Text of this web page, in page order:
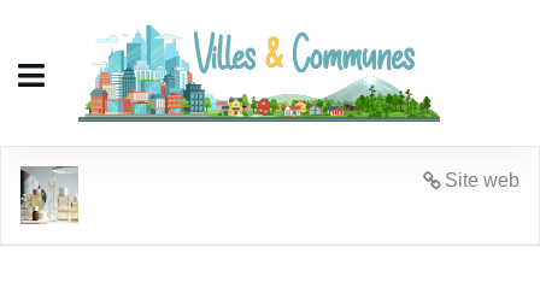
Site web